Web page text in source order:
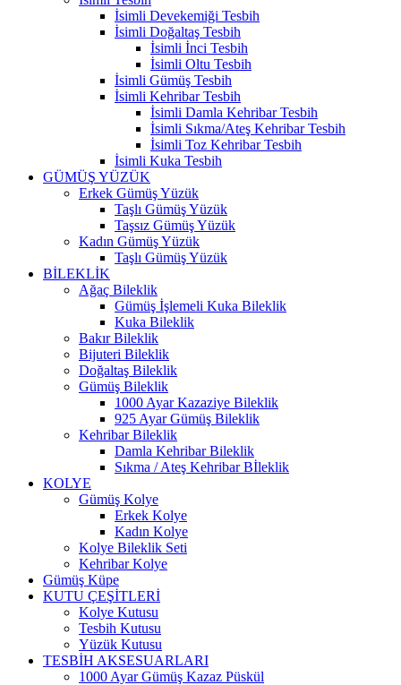
İsimli Devekemiği Tesbih
İsimli Doğaltaş Tesbih
İsimli İnci Tesbih
İsimli Oltu Tesbih
İsimli Gümüş Tesbih
İsimli Kehribar Tesbih
İsimli Damla Kehribar Tesbih
İsimli Sıkma/Ateş Kehribar Tesbih
İsimli Toz Kehribar Tesbih
İsimli Kuka Tesbih
GÜMÜŞ YÜZÜK
Erkek Gümüş Yüzük
Taşlı Gümüş Yüzük
Taşsız Gümüş Yüzük
Kadın Gümüş Yüzük
Taşlı Gümüş Yüzük
BİLEKLİK
Ağaç Bileklik
Gümüş İşlemeli Kuka Bileklik
Kuka Bileklik
Bakır Bileklik
Bijuteri Bileklik
Doğaltaş Bileklik
Gümüş Bileklik
1000 Ayar Kazaziye Bileklik
925 Ayar Gümüş Bileklik
Kehribar Bileklik
Damla Kehribar Bileklik
Sıkma / Ateş Kehribar Bİleklik
KOLYE
Gümüş Kolye
Erkek Kolye
Kadın Kolye
Kolye Bileklik Seti
Kehribar Kolye
Gümüş Küpe
KUTU ÇEŞİTLERİ
Kolye Kutusu
Tesbih Kutusu
Yüzük Kutusu
TESBİH AKSESUARLARI
1000 Ayar Gümüş Kazaz Püskül